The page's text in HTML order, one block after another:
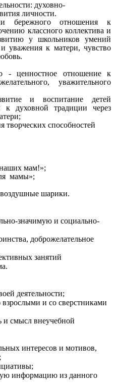
духовно-
личности.
бережного отношения к
классного коллектива и
у школьников умений
уважения к матери, чувство
- ценностное отношение к
уважительного
и воспитание детей
к духовной традиции через
творческих способностей
мам!»;
мамы»;
шарики.
значимую и социально-
доброжелательное
занятий
деятельности;
взрослыми и со сверстниками
и смысл внеучебной
интересов и мотивов,
информацию из данного